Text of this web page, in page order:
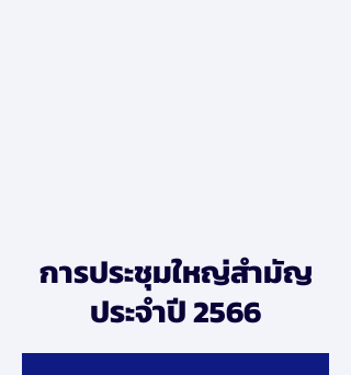
การประชุมใหญ่สำมัญ
ประจำปี 2566